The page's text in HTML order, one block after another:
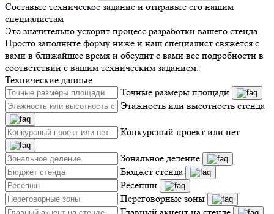
Составьте техническое задание и отправьте его нашим
специалистам
Это значительно ускорит процесс разработки вашего стенда.
Просто заполните форму ниже и наш специалист свяжется с
вами в ближайшее время и обсудит с вами все подробности в
соответствии с вашим техническим заданием.
Технические данные
Точные размеры площади
Этажность или высотность стенда
Конкурсный проект или нет
Зональное деление
Бюджет стенда
Ресепшн
Переговорные зоны